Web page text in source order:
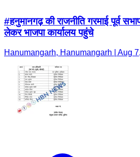
#हनुमानगढ़ की राजनीति गरमाई पूर्व
लेकर भाजपा कार्यालय पहुंचे
Hanumangarh, Hanumangarh | Aug